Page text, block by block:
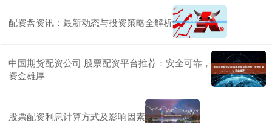
配资盘资讯：最新动态与投资策略全解析
中国期货配资公司 股票配资平台推荐：安全可靠，
资金雄厚
股票配资利息计算方式及影响因素